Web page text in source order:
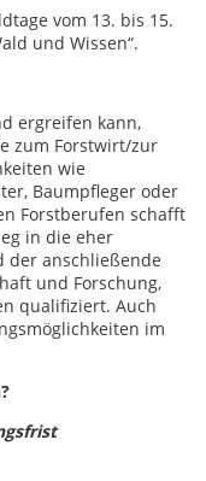
vom 13. bis 15.
und Wissen“.
ergreifen kann,
zum Forstwirt/zur
wie
Baumpfleger oder
Forstberufen schafft
in die eher
der anschließende
und Forschung,
qualifiziert. Auch
im